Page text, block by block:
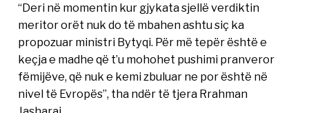
“Deri në momentin kur gjykata sjellë verdiktin
meritor orët nuk do të mbahen ashtu siç ka
propozuar ministri Bytyqi. Për më tepër është e
keçja e madhe që t’u mohohet pushimi pranveror
fëmijëve, që nuk e kemi zbuluar ne por është në
nivel të Evropës”, tha ndër të tjera Rrahman